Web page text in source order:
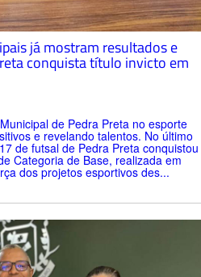
já mostram resultados e
conquista título invicto em
de Pedra Preta no esporte
e revelando talentos. No último
de futsal de Pedra Preta conquistou
Categoria de Base, realizada em
dos projetos esportivos des...